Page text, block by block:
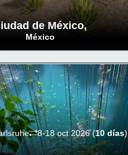
de México,
México
8-18 oct 2026(10 días)